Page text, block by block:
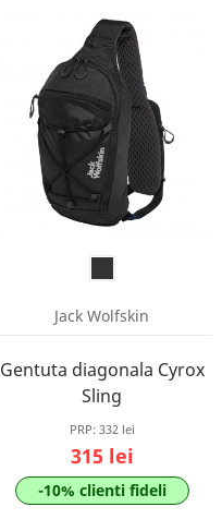
Jack Wolfskin
Gentuta diagonala Cyrox
Sling
PRP: 332 lei
315 lei
-10% clienti fideli